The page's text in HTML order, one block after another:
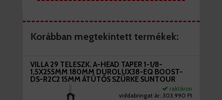
Korábban megtekintett termékek:
VILLA 29 TELESZK. A-HEAD TAPER 1-1/8-
1,5X255MM 180MM DUROLUX38-EQ BOOST-
DS-R2C2 15MM ÁTÜTŐS SZÜRKE SUNTOUR
raktáron
viddabringat ár: 303.990 Ft